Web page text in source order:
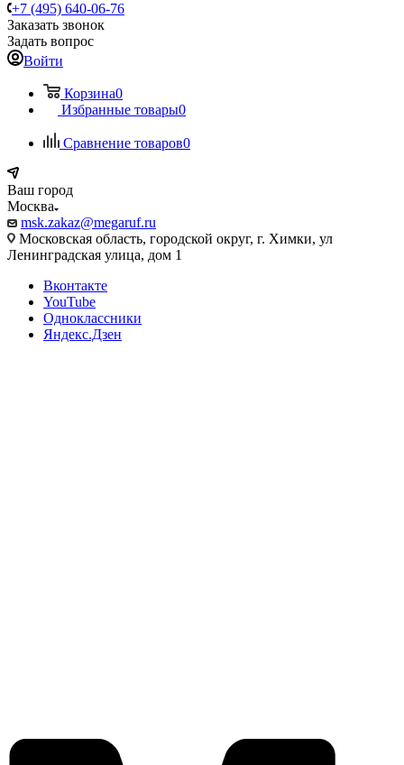
+7 (495) 640-06-76
Заказать звонок
Задать вопрос
Войти
Корзина0
Избранные товары0
Сравнение товаров0
Ваш город
Москва
msk.zakaz@megaruf.ru
Московская область, городской округ, г. Химки, ул
Ленинградская улица, дом 1
Вконтакте
YouTube
Одноклассники
Яндекс.Дзен